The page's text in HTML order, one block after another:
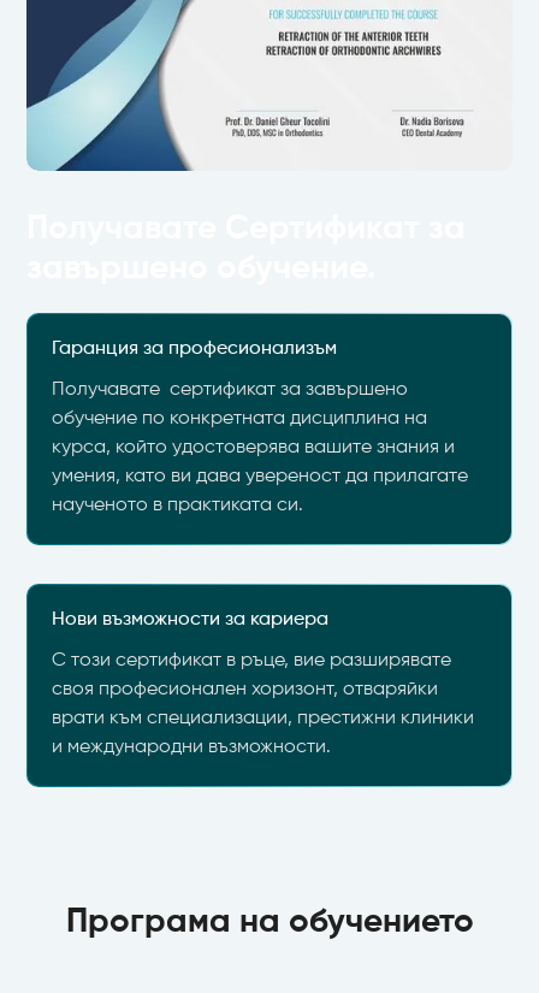
Гаранция за професионализъм
Получавате сертификат за завършено
обучение по конкретната дисциплина на
курса, който удостоверява вашите знания и
умения, като ви дава увереност да прилагате
наученото в практиката си.
Нови възможности за кариера
С този сертификат в ръце, вие разширявате
своя професионален хоризонт, отваряйки
врати към специализации, престижни клиники
и международни възможности.
Програма на обучението